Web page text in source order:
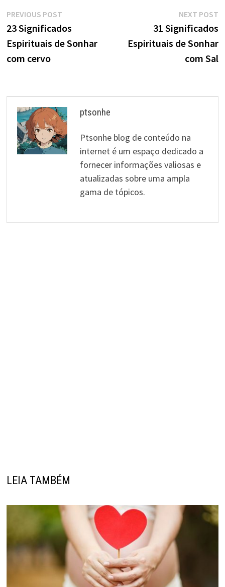
Navegação
de
artigos
PREVIOUS POSTPrevious
post:
23 Significados
Espirituais de Sonhar
com cervo
NEXT POST
31 Significados
Espirituais de Sonhar
com Sal
ptsonhe
Ptsonhe blog de conteúdo na
internet é um espaço dedicado a
fornecer informações valiosas e
atualizadas sobre uma ampla
gama de tópicos.
LEIA TAMBÉM